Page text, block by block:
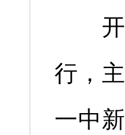
开工
行，
一中